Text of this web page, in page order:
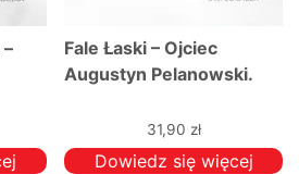
Fale Łaski – Ojciec
Augustyn Pelanowski.
31,90 zł
Dowiedz się więcej